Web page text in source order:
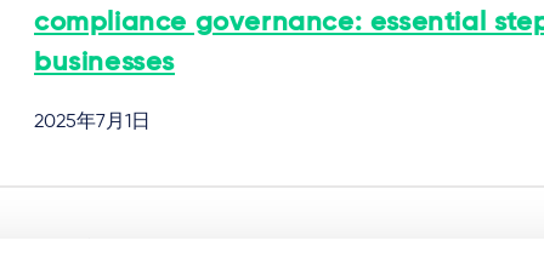
compliance governance: essential
businesses
2025年7月1日